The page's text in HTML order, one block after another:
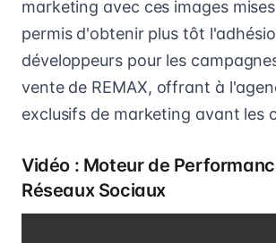
marketing avec ces images
permis d'obtenir plus tôt
développeurs pour les
vente de REMAX, offrant à
exclusifs de marketing avant les
Vidéo : Moteur de
Réseaux Sociaux